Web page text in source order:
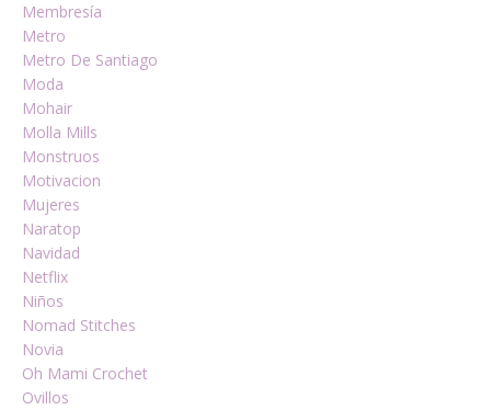
Membresía
Metro
Metro De Santiago
Moda
Mohair
Molla Mills
Monstruos
Motivacion
Mujeres
Naratop
Navidad
Netflix
Niños
Nomad Stitches
Novia
Oh Mami Crochet
Ovillos